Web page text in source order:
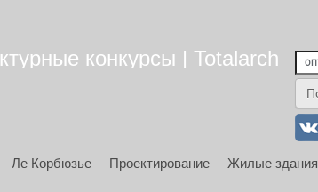
конкурсы | Totalarch
Ле Корбюзье Проектирование Жилые здания